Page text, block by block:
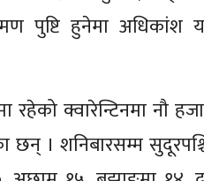
पुष्टि हुनेमा अधिकांश
रहेको क्वारेन्टिनमा नौ
। शनिबारसम्म